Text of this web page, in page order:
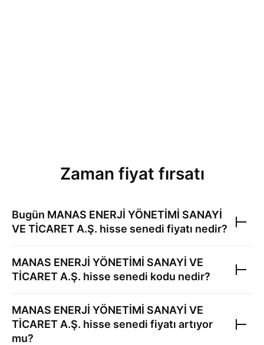
Zaman fiyat fırsatı
Bugün MANAS ENERJİ YÖNETİMİ SANAYİ
VE TİCARET A.Ş. hisse senedi fiyatı nedir?
MANAS ENERJİ YÖNETİMİ SANAYİ VE
TİCARET A.Ş. hisse senedi kodu nedir?
MANAS ENERJİ YÖNETİMİ SANAYİ VE
TİCARET A.Ş. hisse senedi fiyatı artıyor
mu?